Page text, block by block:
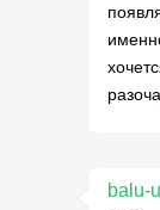
balu-